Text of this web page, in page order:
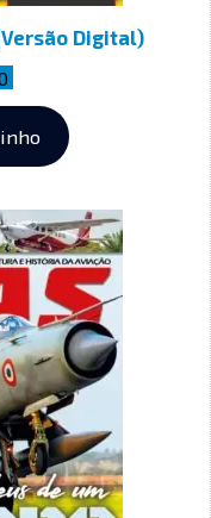
Digital)